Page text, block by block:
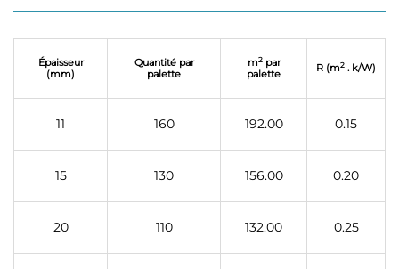
Épaisseur
(mm)
Quantité par
palette
m2par
palette
R (m2 . k/W)
11 160 192.00 0.15
15 130 156.00 0.20
20 110 132.00 0.25